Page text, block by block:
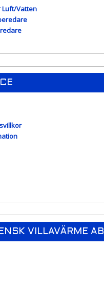
Luft/Vatten
VILLAVÄRME AB